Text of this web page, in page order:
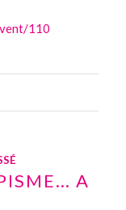
110
A